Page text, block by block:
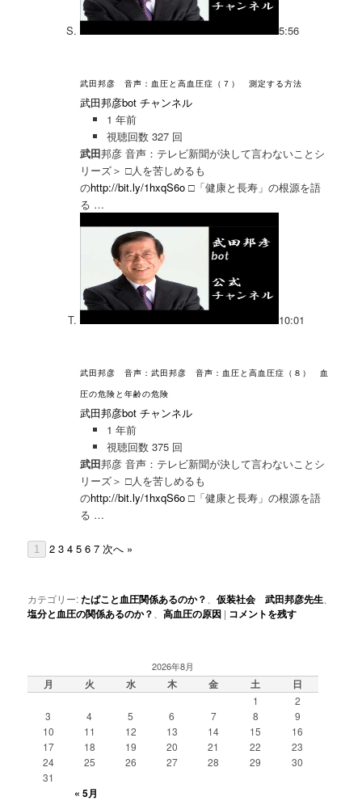
5:56
武田邦彦 音声：血圧と高血圧症（７） 測定する方法
武田邦彦bot チャンネル
1 年前
視聴回数 327 回
武田邦彦 音声：テレビ新聞が決して言わないことシ
リーズ＞ □人を苦しめるも
のhttp://bit.ly/1hxqS6o □「健康と長寿」の根源を語
る …
10:01
武田邦彦 音声：武田邦彦 音声：血圧と高血圧症（８） 血
圧の危険と年齢の危険
武田邦彦bot チャンネル
1 年前
視聴回数 375 回
武田邦彦 音声：テレビ新聞が決して言わないことシ
リーズ＞ □人を苦しめるも
のhttp://bit.ly/1hxqS6o □「健康と長寿」の根源を語
る …
1 2 3 4 5 6 7 次へ »
カテゴリー:たばこと血圧関係あるのか？ 、仮装社会 武田邦彦先生
塩分と血圧の関係あるのか？ 、高血圧の原因 | コメントを残す
2026年8月
月 火 水 木 金 土 日
1
2
3
4 5 6 7 8
9
10
11 12 13 14 15
16
17
18 19 20 21 22
23
24
25 26 27 28 29
30
31
« 5月